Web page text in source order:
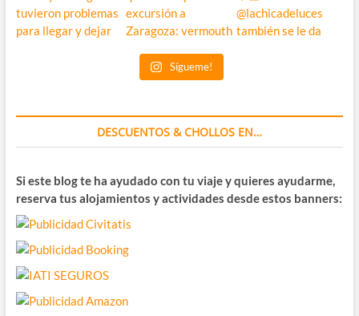
Sígueme!
DESCUENTOS & CHOLLOS EN…
Si este blog te ha ayudado con tu viaje y quieres ayudarme,
reserva tus alojamientos y actividades desde estos banners: